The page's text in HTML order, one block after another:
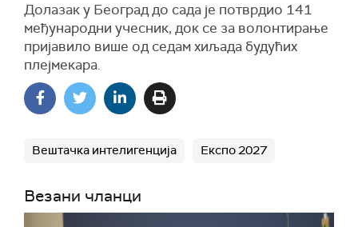
Долазак у Београд до сада је потврдио 141
међународни учесник, док се за волонтирање
пријавило више од седам хиљада будућих
плејмекара.
Вештачка интелигенција Експо 2027
Везани чланци